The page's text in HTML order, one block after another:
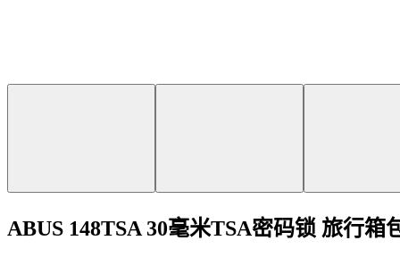
ABUS 148TSA 30毫米TSA密码锁 旅行箱